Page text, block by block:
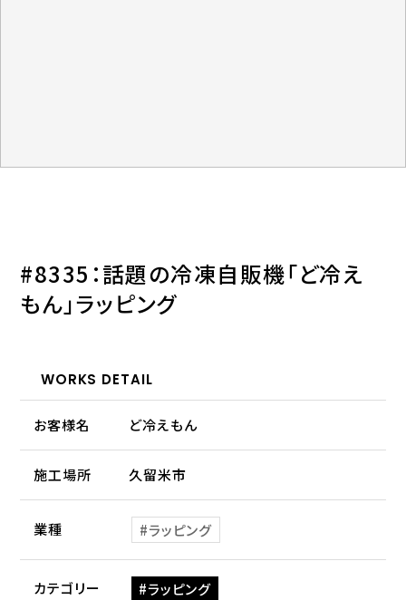
#8335：話題の冷凍自販機「ど冷え
もん」ラッピング
WORKS DETAIL
お客様名 ど冷えもん
施工場所 久留米市
業種 ラッピング
カテゴリー ラッピング